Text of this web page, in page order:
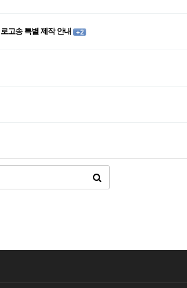
고송 특별 제작 안내 + 2